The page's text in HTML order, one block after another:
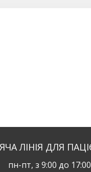
ЛІНІЯ ДЛЯ
пн-пт, з 9:00 до 17:00